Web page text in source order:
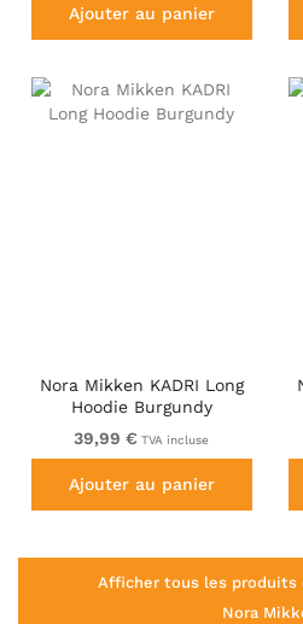
Ajouter au panier
Nora Mikken KADRI Long
Hoodie Burgundy
39,99 € TVA incluse
Ajouter au panier
Afficher tous les produits
Nora